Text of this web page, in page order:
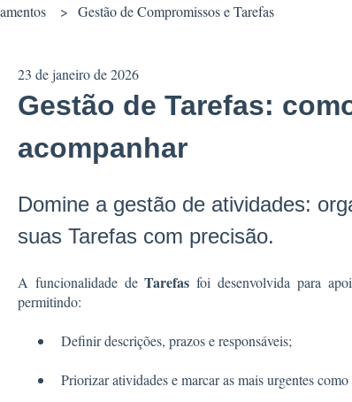
Gestão de Compromissos e Tarefas
23 de janeiro de 2026
Gestão de Tarefas:
acompanhar
Domine a gestão de atividades:
suas Tarefas com precisão.
A funcionalidade deTarefas foi desenvolvida para
permitindo:
Definir descrições, prazos e responsáveis;
Priorizar atividades e marcar as mais urgentes